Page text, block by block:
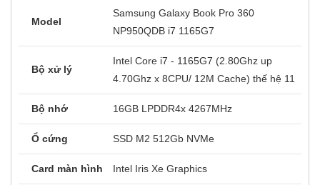
Phone / Zalo: 0909 669 020 (Mở cửa từ O8h -
21h hàng ngày)
THÔNG TIN SẢN PHẨM
Samsung Galaxy Book Pro 360